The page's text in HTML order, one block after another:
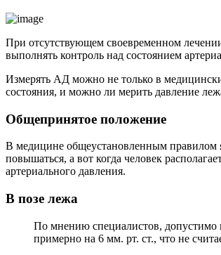
При отсутствующем своевременном
выполнять контроль над состоянием
Измерять АД можно не только в
состояния, и можно ли мерить давление
Общепринятое положение
В медицине общеустановленным правилом
повышаться, а вот когда человек
артериального давления.
В позе лежа
По мнению специалистов, допустимо
примерно на 6 мм. рт. ст., что не